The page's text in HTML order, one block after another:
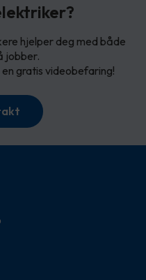
hjelper deg med både
jobber.
gratis videobefaring!